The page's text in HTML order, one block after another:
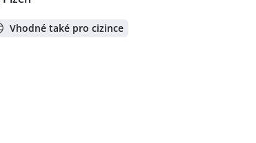
Vhodné také pro cizince